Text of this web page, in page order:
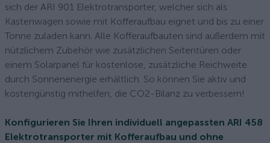
sich der ARI 901 Elektrotransporter, welcher sich als
Kastenwagen sowie mit Kofferaufbau eignet und bis zu einer
Tonne zuladen kann. Alle Kofferaufbauten sind außerdem mit
nützlichem Zubehör wie zusätzlichen Seitentüren oder
einem Solarpanel für kostenlose, zusätzliche Reichweite
durch Sonnenenergie erhältlich. So können Sie aktiv und
kostengünstig mithelfen, die CO2-Bilanz zu verbessern!
Konfigurieren Sie Ihren individuell angepassten ARI 458
Elektrotransporter mit Kofferaufbau und ohne